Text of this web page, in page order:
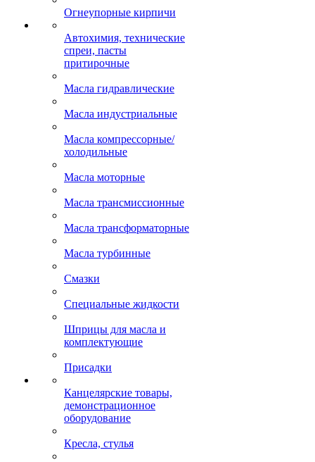
Огнеупорные кирпичи
Автохимия, технические
спреи, пасты
притирочные
Масла гидравлические
Масла индустриальные
Масла компрессорные/
холодильные
Масла моторные
Масла трансмиссионные
Масла трансформаторные
Масла турбинные
Смазки
Специальные жидкости
Шприцы для масла и
комплектующие
Присадки
Канцелярские товары,
демонстрационное
оборудование
Кресла, стулья